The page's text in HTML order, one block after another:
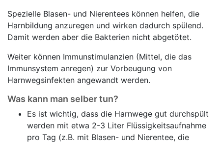
Spezielle Blasen- und Nierentees können helfen, die
Harnbildung anzuregen und wirken dadurch spülend.
Damit werden aber die Bakterien nicht abgetötet.
Weiter können Immunstimulanzien (Mittel, die das
Immunsystem anregen) zur Vorbeugung von
Harnwegsinfekten angewandt werden.
Was kann man selber tun?
Es ist wichtig, dass die Harnwege gut durchspült
werden mit etwa 2-3 Liter Flüssigkeitsaufnahme
pro Tag (z.B. mit Blasen- und Nierentee, die